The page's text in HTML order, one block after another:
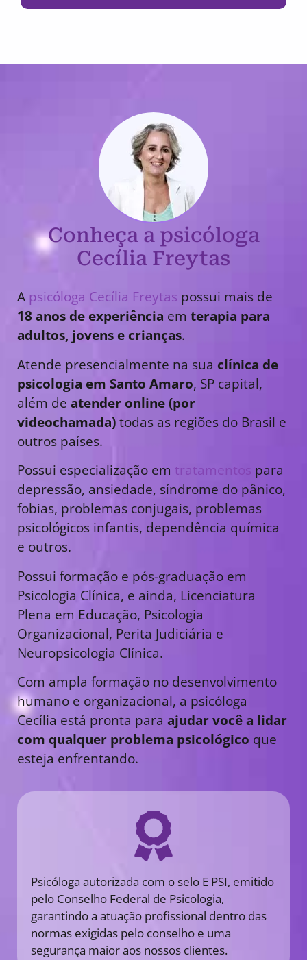
Conheça a psicóloga
Cecília Freytas
A psicóloga Cecília Freytas possui mais de
18 anos de experiência em terapia para
adultos, jovens e crianças.
Atende presencialmente na sua clínica de
psicologia em Santo Amaro, SP capital,
além de atender online (por
videochamada)todas as regiões do Brasil e
outros países.
Possui especialização em tratamentos para
depressão, ansiedade, síndrome do pânico,
fobias, problemas conjugais, problemas
psicológicos infantis, dependência química
e outros.
Possui formação e pós-graduação em
Psicologia Clínica, e ainda, Licenciatura
Plena em Educação, Psicologia
Organizacional, Perita Judiciária e
Neuropsicologia Clínica.
Com ampla formação no desenvolvimento
humano e organizacional, a psicóloga
Cecília está pronta para ajudar você a lidar
com qualquer problema psicológico que
esteja enfrentando.
Psicóloga autorizada com o selo E PSI, emitido
pelo Conselho Federal de Psicologia,
garantindo a atuação profissional dentro das
normas exigidas pelo conselho e uma
segurança maior aos nossos clientes.